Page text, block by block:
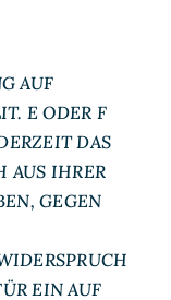
AUF
E ODER F
DAS
AUS IHRER
GEGEN
EIN AUF